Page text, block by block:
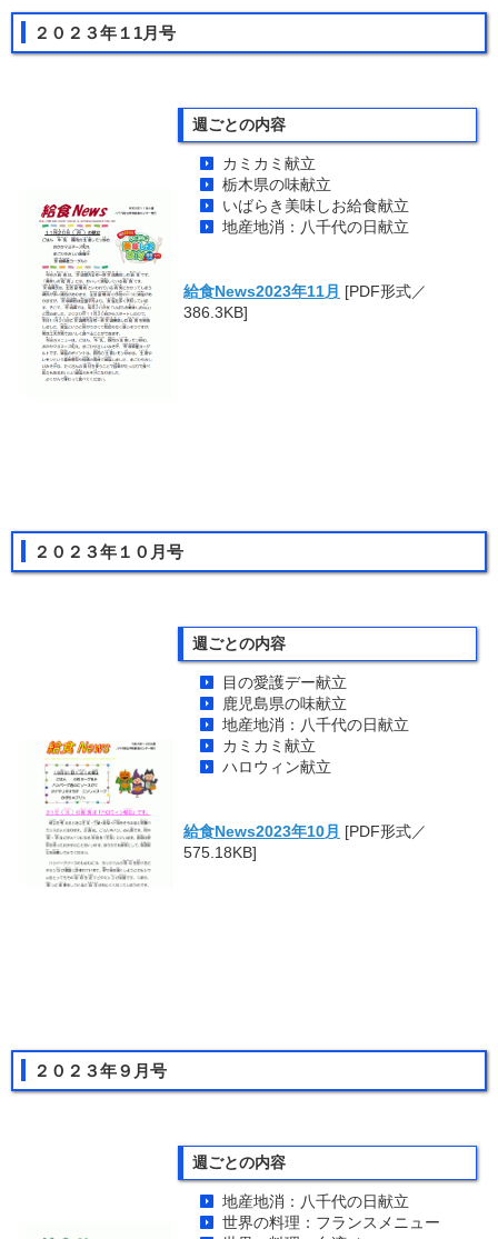
２０２３年１1月号
週ごとの内容
カミカミ献立
栃木県の味献立
いばらき美味しお給食献立
地産地消：八千代の日献立
給食News2023年11月 [PDF形式／
386.3KB]
２０２３年１０月号
週ごとの内容
目の愛護デー献立
鹿児島県の味献立
地産地消：八千代の日献立
カミカミ献立
ハロウィン献立
給食News2023年10月 [PDF形式／
575.18KB]
２０２３年９月号
週ごとの内容
地産地消：八千代の日献立
世界の料理：フランスメニュー